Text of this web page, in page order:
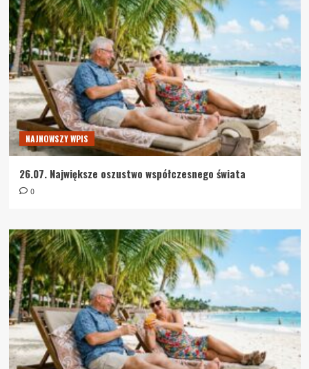
NAJNOWSZY WPIS
26.07. Największe oszustwo współczesnego świata
0